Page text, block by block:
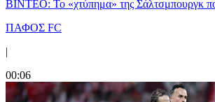
ΒΙΝΤΕΟ: Το «χτύπημα» της Σάλτσμπουργκ
ΠΑΦΟΣ FC
|
00:06